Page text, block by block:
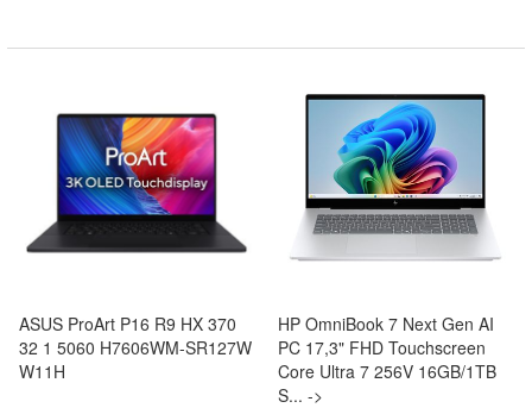
ASUS ProArt P16 R9 HX 370
32 1 5060 H7606WM-SR127W
W11H
HP OmniBook 7 Next Gen AI
PC 17,3" FHD Touchscreen
Core Ultra 7 256V 16GB/1TB
S... ->